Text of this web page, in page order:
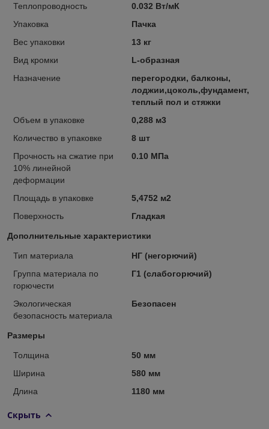
Теплопроводность
0.032 Вт/мК
Упаковка
Пачка
Вес упаковки
13 кг
Вид кромки
L-образная
Назначение
перегородки, балконы,
лоджии,цоколь,фундамент,
теплый пол и стяжки
Объем в упаковке
0,288 м3
Количество в упаковке
8 шт
Прочность на сжатие при
10% линейной
деформации
0.10 МПа
Площадь в упаковке
5,4752 м2
Поверхность
Гладкая
Дополнительные характеристики
Тип материала
НГ (негорючий)
Группа материала по
горючести
Г1 (слабогорючий)
Экологическая
безопасность материала
Безопасен
Размеры
Толщина
50 мм
Ширина
580 мм
Длина
1180 мм
Скрыть